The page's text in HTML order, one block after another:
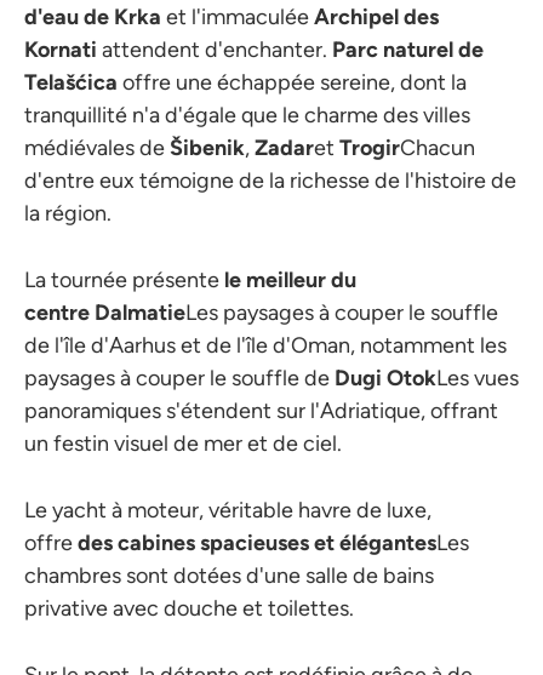
d'eau de Krka et l'immaculéeArchipel des
Kornati attendent d'enchanter. Parc naturel de
Telašćica offre une échappée sereine, dont la
tranquillité n'a d'égale que le charme des villes
médiévales deŠibenik,Zadaret TrogirChacun
d'entre eux témoigne de la richesse de l'histoire de
la région.
La tournée présente le meilleur du
centre DalmatieLes paysages à couper le souffle
de l'île d'Aarhus et de l'île d'Oman, notamment les
paysages à couper le souffle de Dugi OtokLes vues
panoramiques s'étendent sur l'Adriatique, offrant
un festin visuel de mer et de ciel.
Le yacht à moteur, véritable havre de luxe,
offredes cabines spacieuses et élégantesLes
chambres sont dotées d'une salle de bains
privative avec douche et toilettes.